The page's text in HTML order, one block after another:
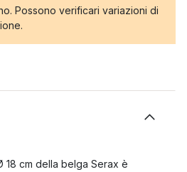
Possono verificari variazioni di
18 cm della belga Serax è